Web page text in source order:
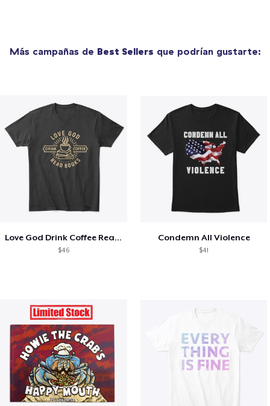
Más campañas de Best Sellers que podrían gustarte:
Love God Drink Coffee Read Books
$46
Condemn All Violence
$41